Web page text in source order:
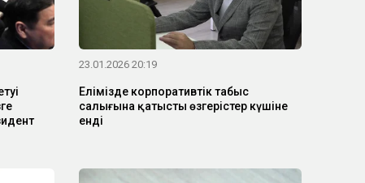
23.01.2026 20:19
Елімізде корпоративтік табыс
салығына қатысты өзгерістер күшіне
енді